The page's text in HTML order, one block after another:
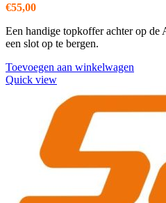
€55,00
Een handige topkoffer achter op
een slot op te bergen.
Toevoegen aan winkelwagen
Quick view